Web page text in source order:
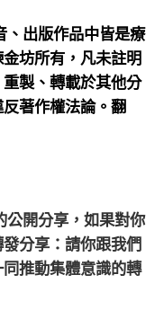
出版作品中皆是療
坊所有，凡未註明
製、轉載於其他分
著作權法論。翻
開分享，如果對你
分享：請你跟我們
推動集體意識的轉